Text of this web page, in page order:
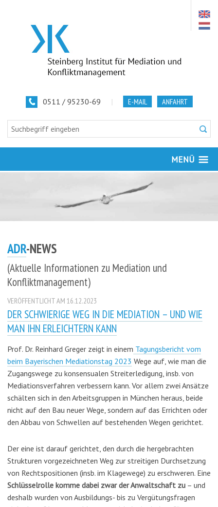
0511 / 95230-69 | E-MAIL ANFAHRT
MENÜ
ADR-NEWS
(Aktuelle Informationen zu Mediation und
Konfliktmanagement)
VERÖFFENTLICHT AM 16.12.2023
DER SCHWIERIGE WEG IN DIE MEDIATION – UND WIE
MAN IHN ERLEICHTERN KANN
Prof. Dr. Reinhard Greger zeigt in einem Tagungsbericht vom
beim Bayerischen Mediationstag 2023 Wege auf, wie man die
Zugangswege zu konsensualen Streiterledigung, insb. von
Mediationsverfahren verbessern kann. Vor allem zwei Ansätze
schälten sich in den Arbeitsgruppen in München heraus, beide
nicht auf den Bau neuer Wege, sondern auf das Errichten oder
den Abbau von Schwellen auf bestehenden Wegen gerichtet.
Der eine ist darauf gerichtet, den durch die hergebrachten
Strukturen vorgezeichneten Weg zur streitigen Durchsetzung
von Rechtspositionen (insb. im Klagewege) zu erschweren. Eine
Schlüsselrolle komme dabei zwar der Anwaltschaft zu – und
deshalb wurden von Ausbildungs- bis zu Vergütungsfragen